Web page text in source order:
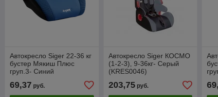
Автокресло Siger 22-36 кг
бустер Мякиш Плюс
груп.3- Cиний
69,37 руб.
Автокресло Siger КОСМО
(1-2-3), 9-36кг- Серый
(KRES0046)
203,75руб.